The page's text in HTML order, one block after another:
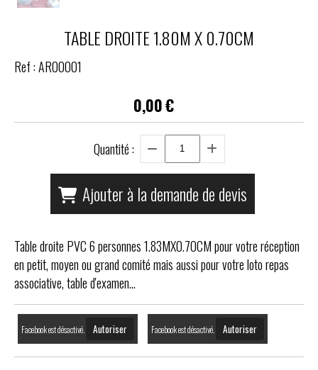
TABLE DROITE 1.80M X 0.70CM
Ref :AR00001
0,00€
Quantité :
Ajouter à la demande de devis
Table droite PVC 6 personnes 1.83MX0.70CM pour votre réception
en petit, moyen ou grand comité mais aussi pour votre loto repas
associative, table d'examen...
Facebook est désactivé. Autoriser Facebook est désactivé. Autoriser